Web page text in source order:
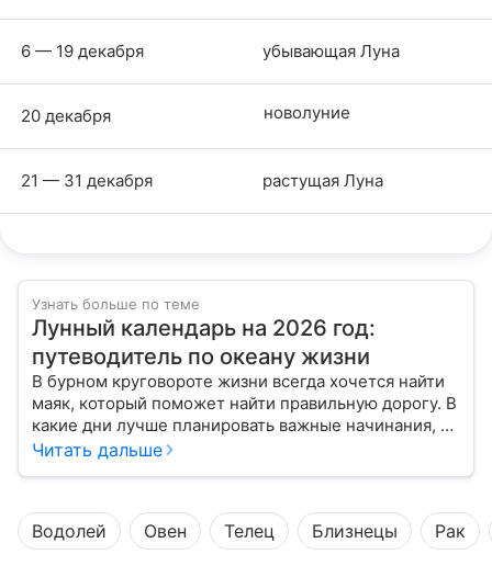
6 — 19 декабря убывающая Луна
20 декабря новолуние
21 — 31 декабря растущая Луна
Узнать больше по теме
Лунный календарь на 2026 год:
путеводитель по океану жизни
В бурном круговороте жизни всегда хочется найти
маяк, который поможет найти правильную дорогу. В
какие дни лучше планировать важные начинания, а
когда стоит уделить больше внимания
Читать дальше
Водолей Овен Телец Близнецы Рак